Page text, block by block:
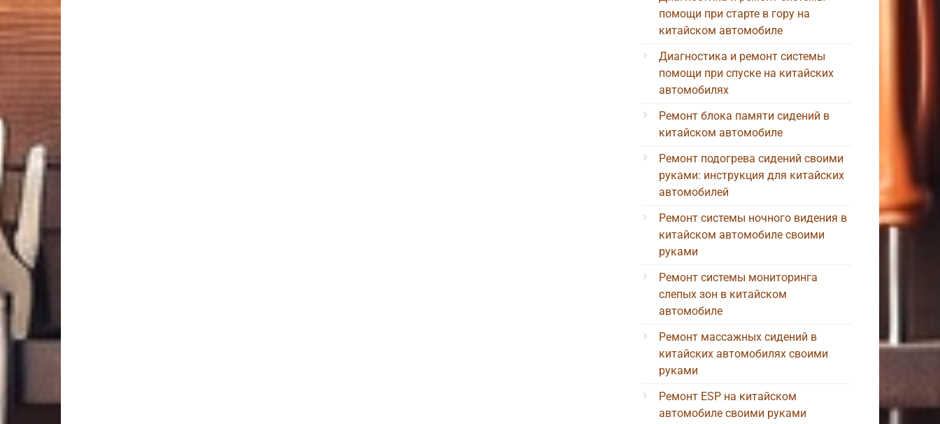
помощи при старте в гору на
китайском автомобиле
Диагностика и ремонт системы
помощи при спуске на китайских
автомобилях
Ремонт блока памяти сидений в
китайском автомобиле
Ремонт подогрева сидений своими
руками: инструкция для китайских
автомобилей
Ремонт системы ночного видения в
китайском автомобиле своими
руками
Ремонт системы мониторинга
слепых зон в китайском
автомобиле
Ремонт массажных сидений в
китайских автомобилях своими
руками
Ремонт ESP на китайском
автомобиле своими руками